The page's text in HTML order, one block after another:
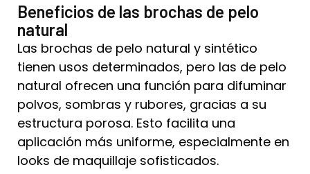
Beneficios de las brochas de pelo
natural
Las brochas de pelo natural y sintético
tienen usos determinados, pero las de pelo
natural ofrecen una función para difuminar
polvos, sombras y rubores, gracias a su
estructura porosa. Esto facilita una
aplicación más uniforme, especialmente en
looks de maquillaje sofisticados.